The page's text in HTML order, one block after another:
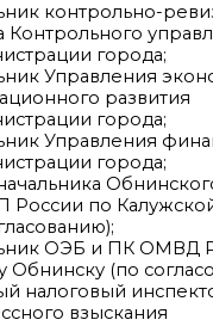
контрольно-
Контрольного
города;
Управления
развития
города;
Управления
города;
по Калужской
ОЭБ и ПК ОМВД
Обнинску (по
налоговый
взыскания